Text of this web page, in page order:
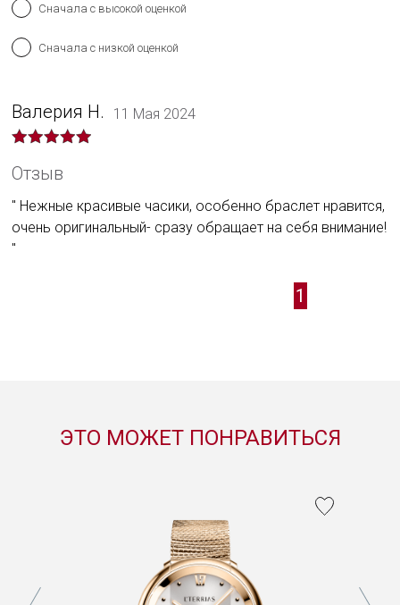
Валерия Н. 11 Мая 2024
Отзыв
Нежные красивые часики, особенно браслет нравится,
очень оригинальный- сразу обращает на себя внимание!
Сначала с высокой оценкой
Сначала с низкой оценкой
1
ЭТО МОЖЕТ ПОНРАВИТЬСЯ